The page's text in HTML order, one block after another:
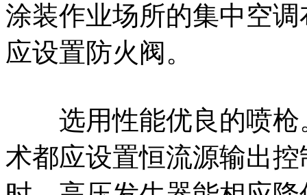
涂装作业场所的集中空
应设置防火阀。
选用性能优良的喷枪
术都应设置恒流源输出